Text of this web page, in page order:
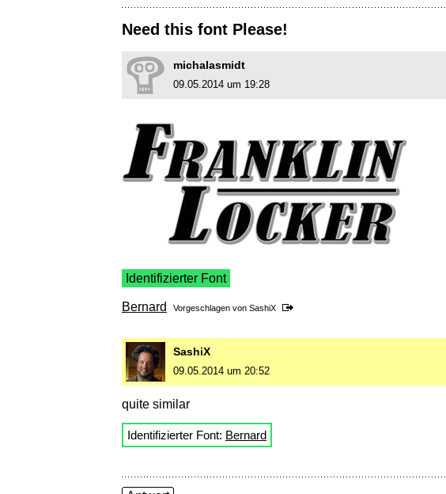
Need this font Please!
michalasmidt
09.05.2014 um 19:28
Identifizierter Font
Bernard Vorgeschlagen von SashiX
SashiX
09.05.2014 um 20:52
quite similar
Identifizierter Font: Bernard